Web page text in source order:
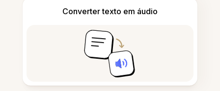
Converter texto em áudio